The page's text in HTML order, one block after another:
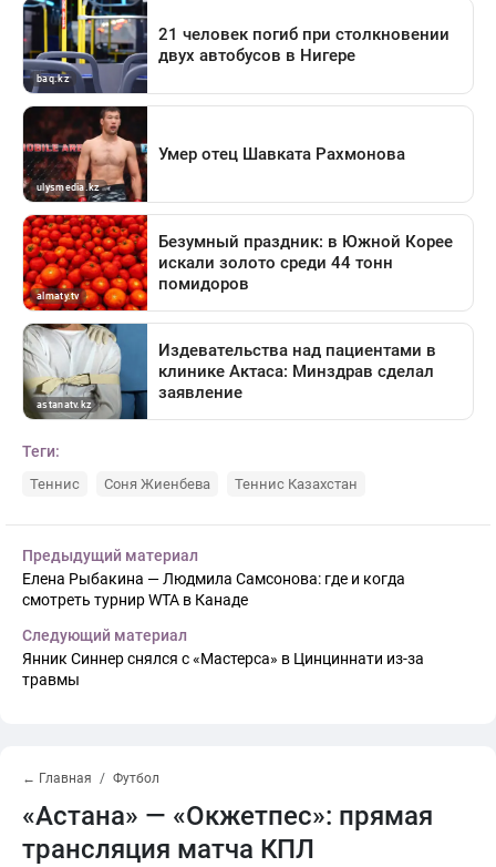
Теги:
Теннис Соня Жиенбева Теннис Казахстан
Предыдущий материал
Елена Рыбакина — Людмила Самсонова: где и когда
смотреть турнир WTA в Канаде
Следующий материал
Янник Синнер снялся с «Мастерса» в Цинциннати из-за
травмы
← Главная Футбол
«Астана» — «Окжетпес»: прямая
трансляция матча КПЛ